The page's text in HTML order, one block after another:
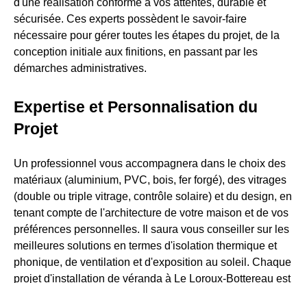
d'une réalisation conforme à vos attentes, durable et
sécurisée. Ces experts possèdent le savoir-faire
nécessaire pour gérer toutes les étapes du projet, de la
conception initiale aux finitions, en passant par les
démarches administratives.
Expertise et Personnalisation du
Projet
Un professionnel vous accompagnera dans le choix des
matériaux (aluminium, PVC, bois, fer forgé), des vitrages
(double ou triple vitrage, contrôle solaire) et du design, en
tenant compte de l'architecture de votre maison et de vos
préférences personnelles. Il saura vous conseiller sur les
meilleures solutions en termes d'isolation thermique et
phonique, de ventilation et d'exposition au soleil. Chaque
projet d'installation de véranda à Le Loroux-Bottereau est